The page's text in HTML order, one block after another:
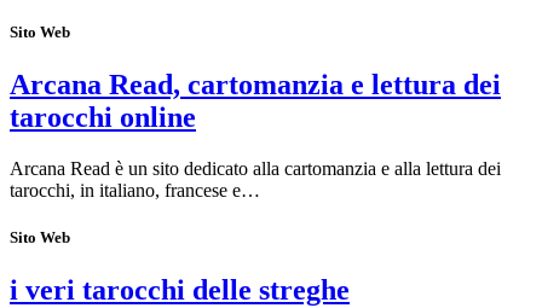
Sito Web
Arcana Read, cartomanzia e lettura dei
tarocchi online
Arcana Read è un sito dedicato alla cartomanzia e alla lettura dei
tarocchi, in italiano, francese e…
Sito Web
i veri tarocchi delle streghe